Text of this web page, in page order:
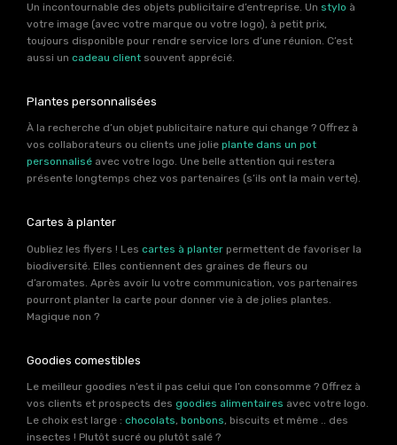
Un incontournable des objets publicitaire d’entreprise. Un stylo à
votre image (avec votre marque ou votre logo), à petit prix,
toujours disponible pour rendre service lors d’une réunion. C’est
aussi un cadeau client souvent apprécié.
Plantes personnalisées
À la recherche d’un objet publicitaire nature qui change ? Offrez à
vos collaborateurs ou clients une jolie plante dans un pot
personnalisé avec votre logo. Une belle attention qui restera
présente longtemps chez vos partenaires (s’ils ont la main verte).
Cartes à planter
Oubliez les flyers ! Les cartes à planter permettent de favoriser la
biodiversité. Elles contiennent des graines de fleurs ou
d’aromates. Après avoir lu votre communication, vos partenaires
pourront planter la carte pour donner vie à de jolies plantes.
Magique non ?
Goodies comestibles
Le meilleur goodies n’est il pas celui que l’on consomme ? Offrez à
vos clients et prospects des goodies alimentaires avec votre logo.
Le choix est large : chocolats, bonbons, biscuits et même .. des
insectes ! Plutôt sucré ou plutôt salé ?